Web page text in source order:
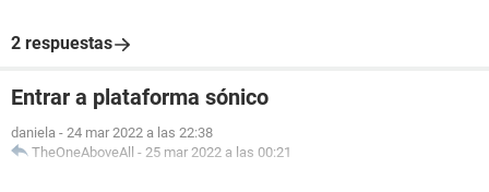
2 respuestas
Entrar a plataforma sónico
daniela - 24 mar 2022 a las 22:38
TheOneAboveAll - 25 mar 2022 a las 00:21